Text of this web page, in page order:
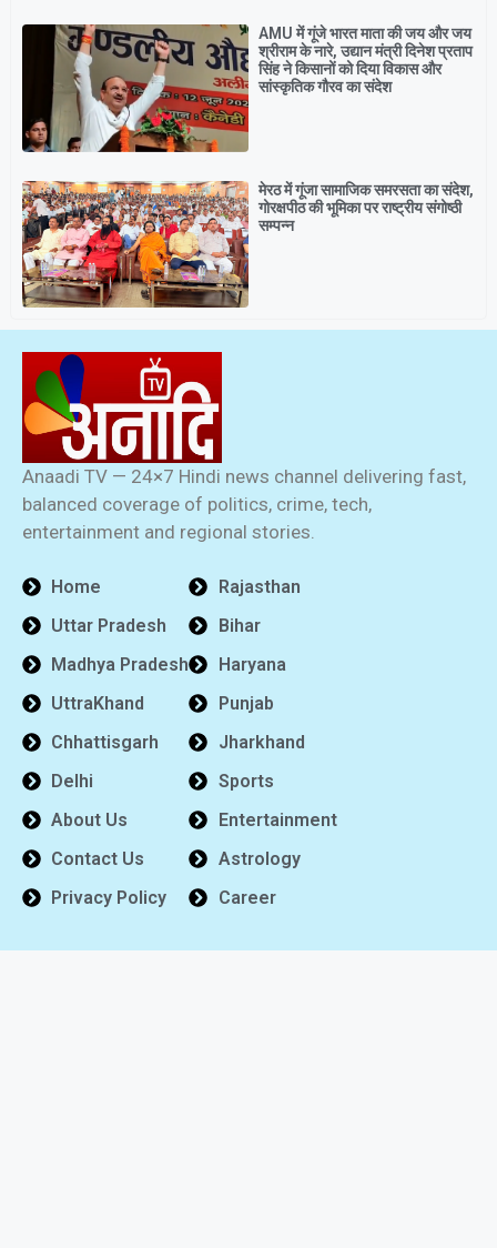
AMU में गूंजे भारत माता की जय और जय
श्रीराम के नारे, उद्यान मंत्री दिनेश प्रताप
सिंह ने किसानों को दिया विकास और
सांस्कृतिक गौरव का संदेश
मेरठ में गूंजा सामाजिक समरसता का संदेश,
गोरक्षपीठ की भूमिका पर राष्ट्रीय संगोष्ठी
सम्पन्न
Anaadi TV — 24×7 Hindi news channel delivering fast,
balanced coverage of politics, crime, tech,
entertainment and regional stories.
Home
Uttar Pradesh
Madhya Pradesh
UttraKhand
Chhattisgarh
Delhi
About Us
Contact Us
Privacy Policy
Rajasthan
Bihar
Haryana
Punjab
Jharkhand
Sports
Entertainment
Astrology
Career